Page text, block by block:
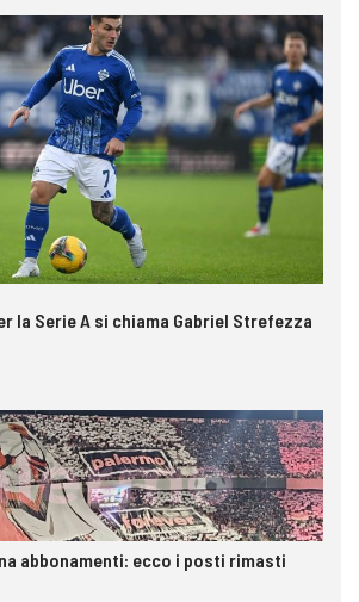
la Serie A si chiama Gabriel Strefezza
abbonamenti: ecco i posti rimasti